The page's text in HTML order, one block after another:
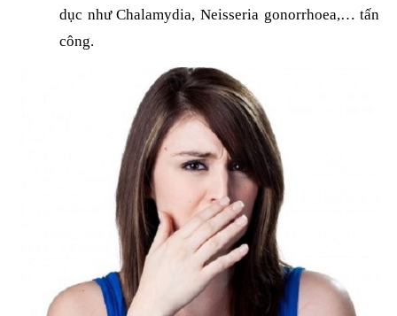
dục như Chalamydia, Neisseria gonorrhoea,… tấn
công.